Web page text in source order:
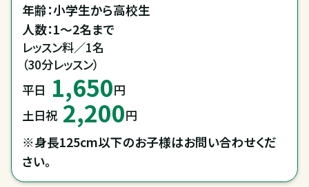
年齢：小学生から高校生
人数：1～2名まで
レッスン料／1名
（30分レッスン）
平日 1,650円
土日祝 2,200円
※身長125cm以下のお子様はお問い合わせくだ
さい。